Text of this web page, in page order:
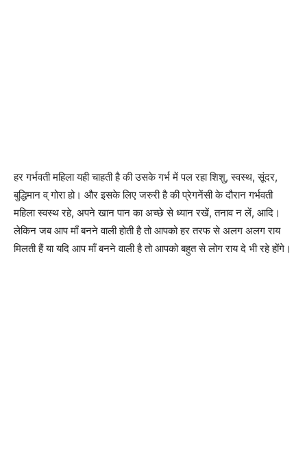
हर गर्भवती महिला यही चाहती है की उसके गर्भ में पल रहा शिशु, स्वस्थ, सूंदर,
बुद्धिमान व् गोरा हो। और इसके लिए जरुरी है की प्रेगनेंसी के दौरान गर्भवती
महिला स्वस्थ रहे, अपने खान पान का अच्छे से ध्यान रखें, तनाव न लें, आदि।
लेकिन जब आप माँ बनने वाली होती है तो आपको हर तरफ से अलग अलग राय
मिलती हैं या यदि आप माँ बनने वाली है तो आपको बहुत से लोग राय दे भी रहे होंगे।